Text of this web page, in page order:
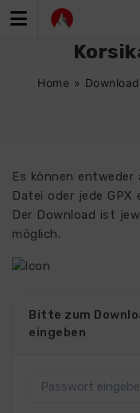
Inhalt
Home »
Es können entweder
Datei oder jede GPX
Der Download ist
möglich.
Bitte zum
eingeben